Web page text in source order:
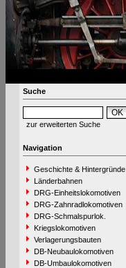
Suche
zur erweiterten Suche
Navigation
Geschichte & Hintergründe
Länderbahnen
DRG-Einheitslokomotiven
DRG-Zahnradlokomotiven
DRG-Schmalspurlok.
Kriegslokomotiven
Verlagerungsbauten
DB-Neubaulokomotiven
DB-Umbaulokomotiven